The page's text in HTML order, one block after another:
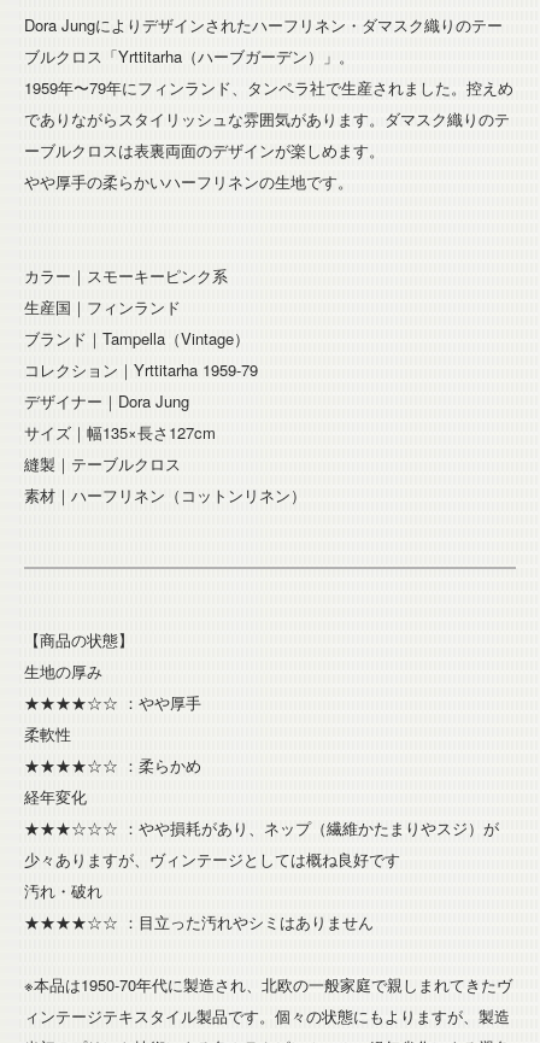
Dora Jungによりデザインされたハーフリネン・ダマスク織りのテー
ブルクロス「Yrttitarha（ハーブガーデン）」。
1959年〜79年にフィンランド、タンペラ社で生産されました。控えめ
でありながらスタイリッシュな雰囲気があります。ダマスク織りのテ
ーブルクロスは表裏両面のデザインが楽しめます。
やや厚手の柔らかいハーフリネンの生地です。
カラー｜スモーキーピンク系
生産国｜フィンランド
ブランド｜Tampella（Vintage）
コレクション｜Yrttitarha 1959-79
デザイナー｜Dora Jung
サイズ｜幅135×長さ127cm
縫製｜テーブルクロス
素材｜ハーフリネン（コットンリネン）
【商品の状態】
生地の厚み
★★★★☆☆ ：やや厚手
柔軟性
★★★★☆☆ ：柔らかめ
経年変化
★★★☆☆☆ ：やや損耗があり、ネップ（繊維かたまりやスジ）が
少々ありますが、ヴィンテージとしては概ね良好です
汚れ・破れ
★★★★☆☆ ：目立った汚れやシミはありません
※本品は1950-70年代に製造され、北欧の一般家庭で親しまれてきたヴ
ィンテージテキスタイル製品です。個々の状態にもよりますが、製造